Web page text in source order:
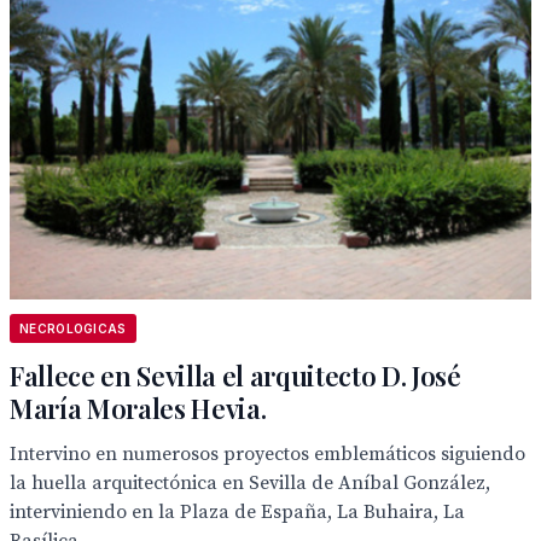
NECROLOGICAS
Fallece en Sevilla el arquitecto D. José
María Morales Hevia.
Intervino en numerosos proyectos emblemáticos siguiendo
la huella arquitectónica en Sevilla de Aníbal González,
interviniendo en la Plaza de España, La Buhaira, La